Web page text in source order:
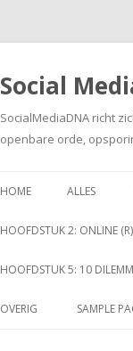
Social
SocialMediaDNA richt
openbare orde,
HOME ALLES
HOOFDSTUK 2: ONLINE
HOOFDSTUK 5: 10
OVERIG SAMPLE